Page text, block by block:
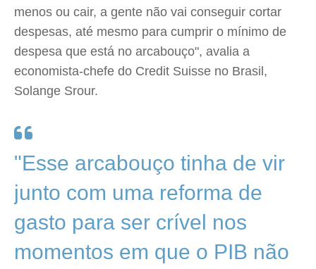
menos ou cair, a gente não vai conseguir cortar
despesas, até mesmo para cumprir o mínimo de
despesa que está no arcabouço", avalia a
economista-chefe do Credit Suisse no Brasil,
Solange Srour.
"Esse arcabouço tinha de vir
junto com uma reforma de
gasto para ser crível nos
momentos em que o PIB não